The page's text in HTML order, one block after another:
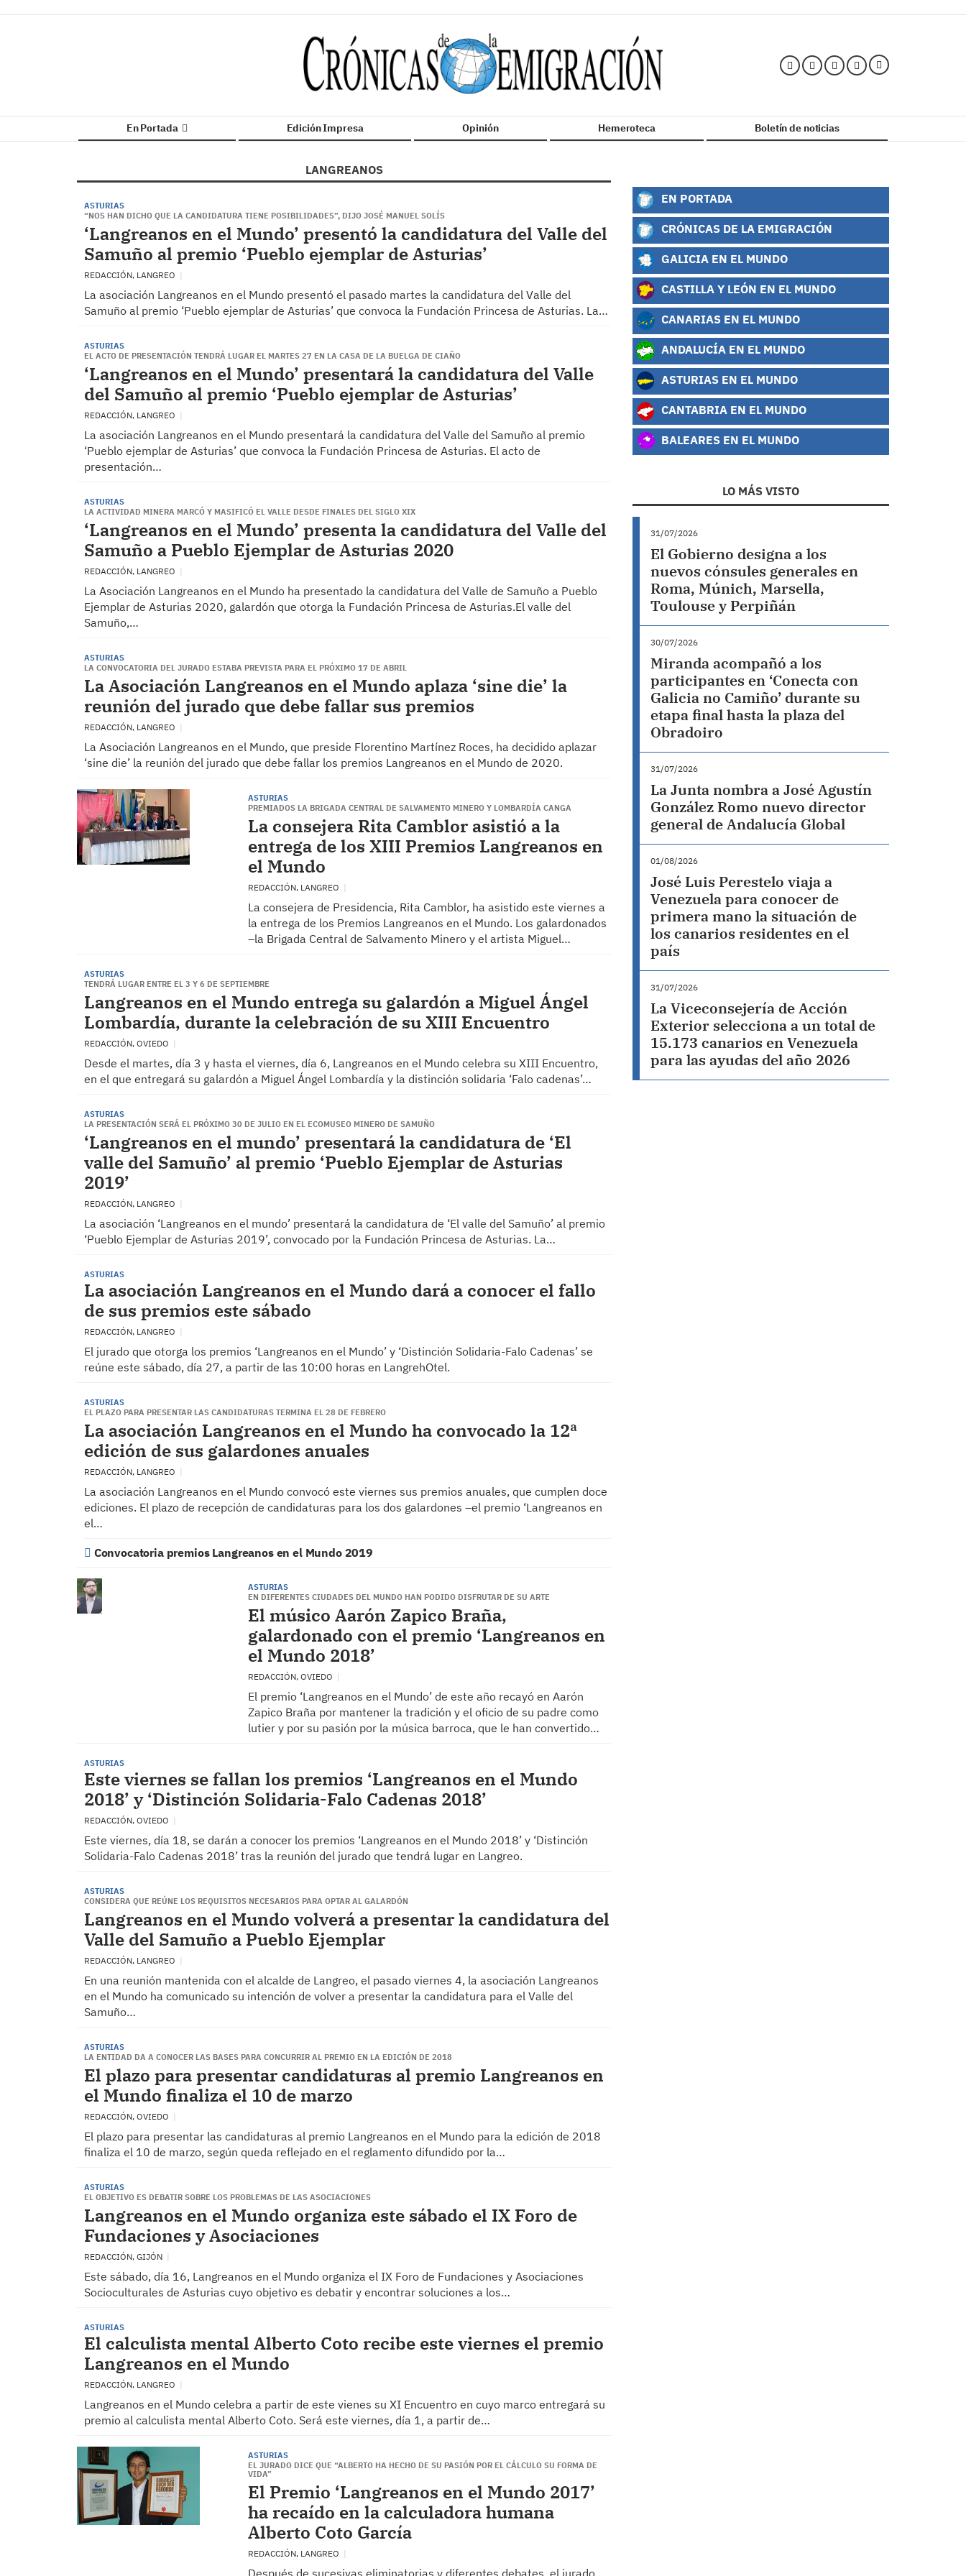
En Portada Edición Impresa Opinión Hemeroteca Boletín de noticias
LANGREANOS
ASTURIAS
“NOS HAN DICHO QUE LA CANDIDATURA TIENE POSIBILIDADES”, DIJO JOSÉ MANUEL SOLÍS
‘Langreanos en el Mundo’ presentó la candidatura del Valle del
Samuño al premio ‘Pueblo ejemplar de Asturias’
REDACCIÓN, LANGREO
La asociación Langreanos en el Mundo presentó el pasado martes la candidatura del Valle del
Samuño al premio ‘Pueblo ejemplar de Asturias’ que convoca la Fundación Princesa de Asturias. La…
ASTURIAS
EL ACTO DE PRESENTACIÓN TENDRÁ LUGAR EL MARTES 27 EN LA CASA DE LA BUELGA DE CIAÑO
‘Langreanos en el Mundo’ presentará la candidatura del Valle
del Samuño al premio ‘Pueblo ejemplar de Asturias’
REDACCIÓN, LANGREO
La asociación Langreanos en el Mundo presentará la candidatura del Valle del Samuño al premio
‘Pueblo ejemplar de Asturias’ que convoca la Fundación Princesa de Asturias. El acto de
presentación…
ASTURIAS
LA ACTIVIDAD MINERA MARCÓ Y MASIFICÓ EL VALLE DESDE FINALES DEL SIGLO XIX
‘Langreanos en el Mundo’ presenta la candidatura del Valle del
Samuño a Pueblo Ejemplar de Asturias 2020
REDACCIÓN, LANGREO
La Asociación Langreanos en el Mundo ha presentado la candidatura del Valle de Samuño a Pueblo
Ejemplar de Asturias 2020, galardón que otorga la Fundación Princesa de Asturias.El valle del
Samuño,…
ASTURIAS
LA CONVOCATORIA DEL JURADO ESTABA PREVISTA PARA EL PRÓXIMO 17 DE ABRIL
La Asociación Langreanos en el Mundo aplaza ‘sine die’ la
reunión del jurado que debe fallar sus premios
REDACCIÓN, LANGREO
La Asociación Langreanos en el Mundo, que preside Florentino Martínez Roces, ha decidido aplazar
‘sine die’ la reunión del jurado que debe fallar los premios Langreanos en el Mundo de 2020.
ASTURIAS
PREMIADOS LA BRIGADA CENTRAL DE SALVAMENTO MINERO Y LOMBARDÍA CANGA
La consejera Rita Camblor asistió a la
entrega de los XIII Premios Langreanos en
el Mundo
REDACCIÓN, LANGREO
La consejera de Presidencia, Rita Camblor, ha asistido este viernes a
la entrega de los Premios Langreanos en el Mundo. Los galardonados
–la Brigada Central de Salvamento Minero y el artista Miguel…
ASTURIAS
TENDRÁ LUGAR ENTRE EL 3 Y 6 DE SEPTIEMBRE
Langreanos en el Mundo entrega su galardón a Miguel Ángel
Lombardía, durante la celebración de su XIII Encuentro
REDACCIÓN, OVIEDO
Desde el martes, día 3 y hasta el viernes, día 6, Langreanos en el Mundo celebra su XIII Encuentro,
en el que entregará su galardón a Miguel Ángel Lombardía y la distinción solidaria ‘Falo cadenas’…
ASTURIAS
LA PRESENTACIÓN SERÁ EL PRÓXIMO 30 DE JULIO EN EL ECOMUSEO MINERO DE SAMUÑO
‘Langreanos en el mundo’ presentará la candidatura de ‘El
valle del Samuño’ al premio ‘Pueblo Ejemplar de Asturias
2019’
REDACCIÓN, LANGREO
La asociación ‘Langreanos en el mundo’ presentará la candidatura de ‘El valle del Samuño’ al premio
‘Pueblo Ejemplar de Asturias 2019’, convocado por la Fundación Princesa de Asturias. La…
ASTURIAS
La asociación Langreanos en el Mundo dará a conocer el fallo
de sus premios este sábado
REDACCIÓN, LANGREO
El jurado que otorga los premios ‘Langreanos en el Mundo’ y ‘Distinción Solidaria-Falo Cadenas’ se
reúne este sábado, día 27, a partir de las 10:00 horas en LangrehOtel.
ASTURIAS
EL PLAZO PARA PRESENTAR LAS CANDIDATURAS TERMINA EL 28 DE FEBRERO
La asociación Langreanos en el Mundo ha convocado la 12ª
edición de sus galardones anuales
REDACCIÓN, LANGREO
La asociación Langreanos en el Mundo convocó este viernes sus premios anuales, que cumplen doce
ediciones. El plazo de recepción de candidaturas para los dos galardones –el premio ‘Langreanos en
el…
Convocatoria premios Langreanos en el Mundo 2019
ASTURIAS
EN DIFERENTES CIUDADES DEL MUNDO HAN PODIDO DISFRUTAR DE SU ARTE
El músico Aarón Zapico Braña,
galardonado con el premio ‘Langreanos en
el Mundo 2018’
REDACCIÓN, OVIEDO
El premio ‘Langreanos en el Mundo’ de este año recayó en Aarón
Zapico Braña por mantener la tradición y el oficio de su padre como
lutier y por su pasión por la música barroca, que le han convertido…
ASTURIAS
Este viernes se fallan los premios ‘Langreanos en el Mundo
2018’ y ‘Distinción Solidaria-Falo Cadenas 2018’
REDACCIÓN, OVIEDO
Este viernes, día 18, se darán a conocer los premios ‘Langreanos en el Mundo 2018’ y ‘Distinción
Solidaria-Falo Cadenas 2018’ tras la reunión del jurado que tendrá lugar en Langreo.
ASTURIAS
CONSIDERA QUE REÚNE LOS REQUISITOS NECESARIOS PARA OPTAR AL GALARDÓN
Langreanos en el Mundo volverá a presentar la candidatura del
Valle del Samuño a Pueblo Ejemplar
REDACCIÓN, LANGREO
En una reunión mantenida con el alcalde de Langreo, el pasado viernes 4, la asociación Langreanos
en el Mundo ha comunicado su intención de volver a presentar la candidatura para el Valle del
Samuño…
ASTURIAS
LA ENTIDAD DA A CONOCER LAS BASES PARA CONCURRIR AL PREMIO EN LA EDICIÓN DE 2018
El plazo para presentar candidaturas al premio Langreanos en
el Mundo finaliza el 10 de marzo
REDACCIÓN, OVIEDO
El plazo para presentar las candidaturas al premio Langreanos en el Mundo para la edición de 2018
finaliza el 10 de marzo, según queda reflejado en el reglamento difundido por la…
ASTURIAS
EL OBJETIVO ES DEBATIR SOBRE LOS PROBLEMAS DE LAS ASOCIACIONES
Langreanos en el Mundo organiza este sábado el IX Foro de
Fundaciones y Asociaciones
REDACCIÓN, GIJÓN
Este sábado, día 16, Langreanos en el Mundo organiza el IX Foro de Fundaciones y Asociaciones
Socioculturales de Asturias cuyo objetivo es debatir y encontrar soluciones a los…
ASTURIAS
El calculista mental Alberto Coto recibe este viernes el premio
Langreanos en el Mundo
REDACCIÓN, LANGREO
Langreanos en el Mundo celebra a partir de este vienes su XI Encuentro en cuyo marco entregará su
premio al calculista mental Alberto Coto. Será este viernes, día 1, a partir de…
ASTURIAS
EL JURADO DICE QUE “ALBERTO HA HECHO DE SU PASIÓN POR EL CÁLCULO SU FORMA DE
VIDA”
El Premio ‘Langreanos en el Mundo 2017’
ha recaído en la calculadora humana
Alberto Coto García
REDACCIÓN, LANGREO
Después de sucesivas eliminatorias y diferentes debates, el jurado
EN PORTADA
CRÓNICAS DE LA EMIGRACIÓN
GALICIA EN EL MUNDO
CASTILLA Y LEÓN EN EL MUNDO
CANARIAS EN EL MUNDO
ANDALUCÍA EN EL MUNDO
ASTURIAS EN EL MUNDO
CANTABRIA EN EL MUNDO
BALEARES EN EL MUNDO
LO MÁS VISTO
31/07/2026
El Gobierno designa a los
nuevos cónsules generales en
Roma, Múnich, Marsella,
Toulouse y Perpiñán
30/07/2026
Miranda acompañó a los
participantes en ‘Conecta con
Galicia no Camiño’ durante su
etapa final hasta la plaza del
Obradoiro
31/07/2026
La Junta nombra a José Agustín
González Romo nuevo director
general de Andalucía Global
01/08/2026
José Luis Perestelo viaja a
Venezuela para conocer de
primera mano la situación de
los canarios residentes en el
país
31/07/2026
La Viceconsejería de Acción
Exterior selecciona a un total de
15.173 canarios en Venezuela
para las ayudas del año 2026